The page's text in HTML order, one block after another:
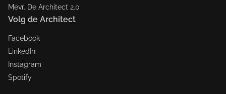
Mevr. De Architect 2.0
Volg de Architect
Facebook
LinkedIn
Instagram
Spotify